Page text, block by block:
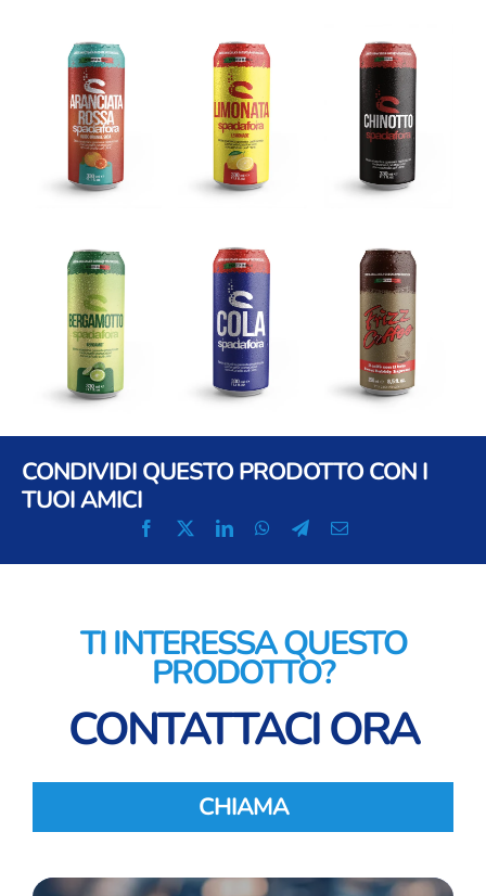
CONDIVIDI QUESTO PRODOTTO CON I
TUOI AMICI
TI INTERESSA QUESTO
PRODOTTO?
CONTATTACI ORA
CHIAMA